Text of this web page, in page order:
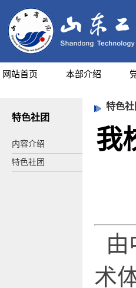
网站首页 本部介绍
特色社团
内容介绍
特色社团
特色社
我
由
术